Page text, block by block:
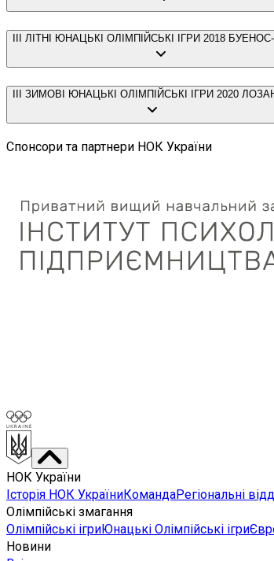
IIІ ЛІТНІ ЮНАЦЬКІ ОЛІМПІЙСЬКІ ІГРИ 2018
IIІ ЗИМОВІ ЮНАЦЬКІ ОЛІМПІЙСЬКІ ІГРИ 2020
Спонсори та партнери НОК України
НОК України
Історія НОК УкраїниКомандаРегіональні
Олімпійські змагання
Олімпійські ігриЮнацькі Олімпійські ігри
Новини